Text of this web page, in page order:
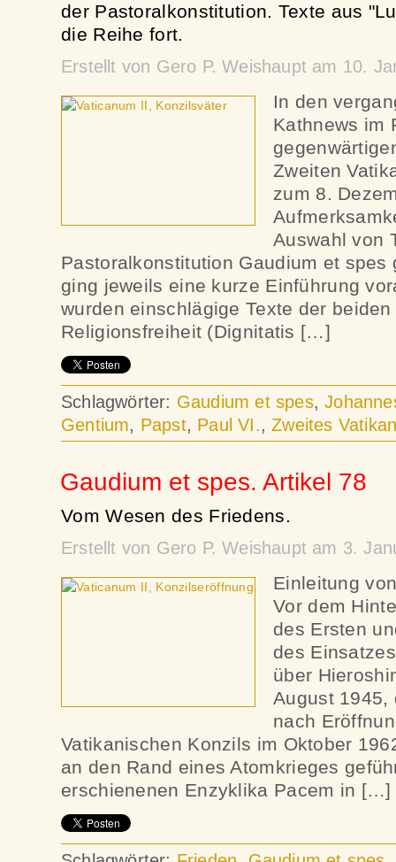
der Pastoralkonstitution. Texte aus
die Reihe fort.
Erstellt von Gero P. Weishaupt am 10.
In den
Kathnews im
Zweiten
zum 8.
Auswahl von
Pastoralkonstitution Gaudium et spes
ging jeweils eine kurze Einführung
wurden einschlägige Texte der
Religionsfreiheit (Dignitatis […]
Schlagwörter: Gaudium et spes,
Gentium, Papst, Paul VI.,Zweites
Gaudium et spes. Artikel 78
Vom Wesen des Friedens.
Erstellt von Gero P. Weishaupt am 3.
Einleitung
Vor dem
des Ersten
des
über
August 1945,
nach
Vatikanischen Konzils im Oktober
an den Rand eines Atomkrieges
erschienenen Enzyklika Pacem in […]